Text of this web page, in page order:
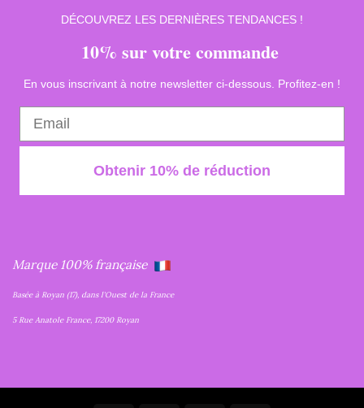
DÉCOUVREZ LES DERNIÈRES TENDANCES !
10% sur votre commande
En vous inscrivant à notre newsletter ci-dessous. Profitez-en !
Obtenir 10% de réduction
Marque 100% française
Basée à Royan (17), dans l'Ouest de la France
5 Rue Anatole France, 17200 Royan